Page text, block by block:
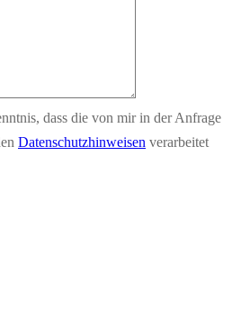
dass die von mir in der Anfrage
Datenschutzhinweisen verarbeitet